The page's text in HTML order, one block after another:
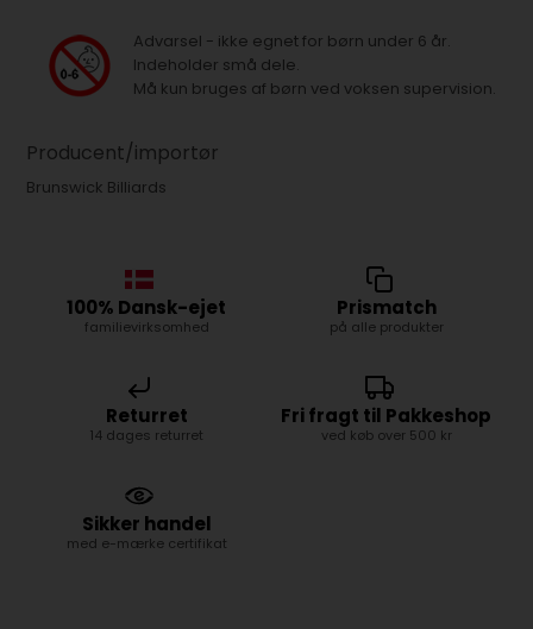
Advarsel - ikke egnet for børn under 6 år.
Indeholder små dele.
Må kun bruges af børn ved voksen supervision.
Producent/importør
Brunswick Billiards
100% Dansk-ejet
familievirksomhed
Prismatch
på alle produkter
Returret
14 dages returret
Fri fragt til Pakkeshop
ved køb over 500 kr
Sikker handel
med e-mærke certifikat